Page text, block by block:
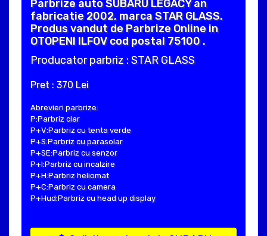
Parbrize auto SUBARU LEGACY an
fabricatie 2002, marca STAR GLASS.
Produs vandut de Parbrize Online in
OTOPENI ILFOV cod postal 75100 .
Producator parbriz : STAR GLASS
Pret : 370 Lei
Abrevieri parbrize:
P:Parbriz clar
P+V:Parbriz cu tenta verde
P+S:Parbriz cu parasolar
P+SE:Parbriz cu senzor
P+I:Parbriz cu incalzire
P+H:Parbriz heliomat
P+C:Parbriz cu camera
P+Hud:Parbriz cu head up display